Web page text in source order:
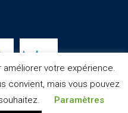
votre expérience.
convient, mais vous pouvez
Paramètres